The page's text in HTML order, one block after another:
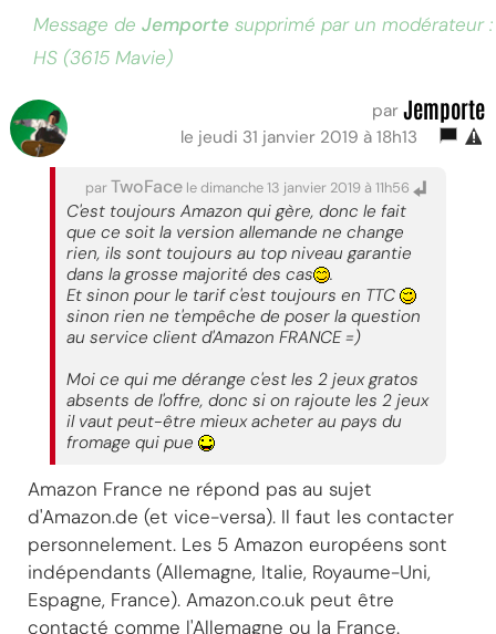
Message de Jemporte supprimé par un modérateur :
HS (3615 Mavie)
par Jemporte
le jeudi 31 janvier 2019 à 18h13
parTwoFace le dimanche 13 janvier 2019 à 11h56
C'est toujours Amazon qui gère, donc le fait
que ce soit la version allemande ne change
rien, ils sont toujours au top niveau garantie
dans la grosse majorité des cas
.
Et sinon pour le tarif c'est toujours en TTC
sinon rien ne t'empêche de poser la question
au service client d'Amazon FRANCE =)
Moi ce qui me dérange c'est les 2 jeux gratos
absents de l'offre, donc si on rajoute les 2 jeux
il vaut peut-être mieux acheter au pays du
fromage qui pue
Amazon France ne répond pas au sujet
d'Amazon.de (et vice-versa). Il faut les contacter
personnelement. Les 5 Amazon européens sont
indépendants (Allemagne, Italie, Royaume-Uni,
Espagne, France). Amazon.co.uk peut être
contacté comme l'Allemagne ou la France.